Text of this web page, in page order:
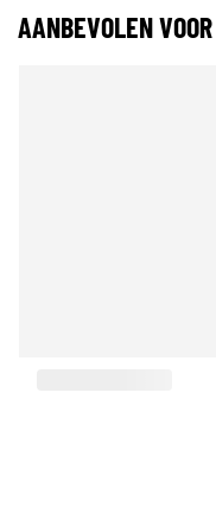
AANBEVOLEN